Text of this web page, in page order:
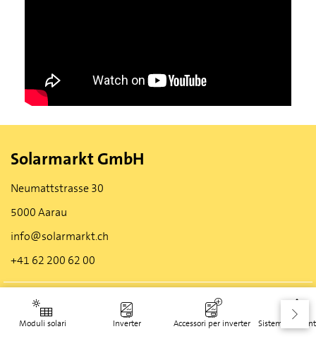
Moduli solari Inverter Accessori per inverter Sistemi di
Solarmarkt GmbH
Neumattstrasse 30
5000 Aarau
info@solarmarkt.ch
+41 62 200 62 00
FR